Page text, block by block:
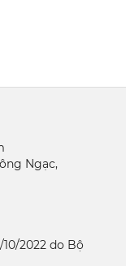
Ngạc,
10/2022 do Bộ